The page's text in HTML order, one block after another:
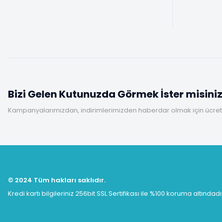
Bizi Gelen Kutunuzda Görmek İster
Kampanyalarımızdan, indirimlerimizden haberdar olmak için
© 2024 Tüm hakları saklıdır.
Kredi kartı bilgileriniz 256bit SSL Sertifikası ile %100 koruma